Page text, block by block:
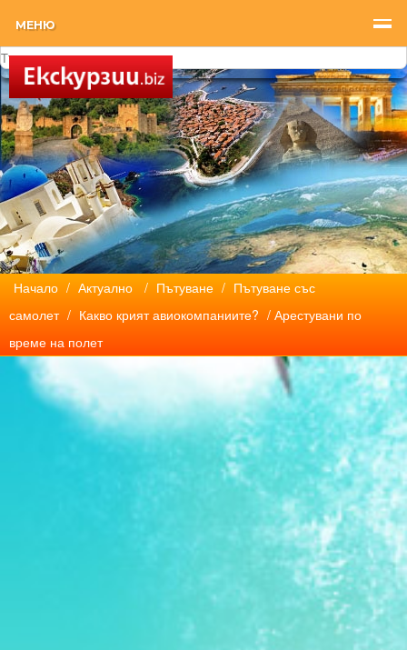
МЕНЮ
Начало / Актуално / Пътуване / Пътуване със
самолет / Какво крият авиокомпаниите? / Арестувани по
време на полет